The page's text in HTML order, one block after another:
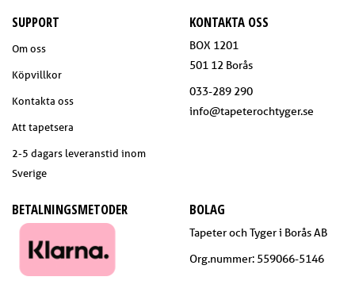
SUPPORT
Om oss
Köpvillkor
Kontakta oss
Att tapetsera
2-5 dagars leveranstid inom
Sverige
KONTAKTA OSS
BOX 1201
501 12 Borås
033-289 290
info@tapeterochtyger.se
BETALNINGSMETODER BOLAG
Tapeter och Tyger i Borås AB
Org.nummer: 559066-5146